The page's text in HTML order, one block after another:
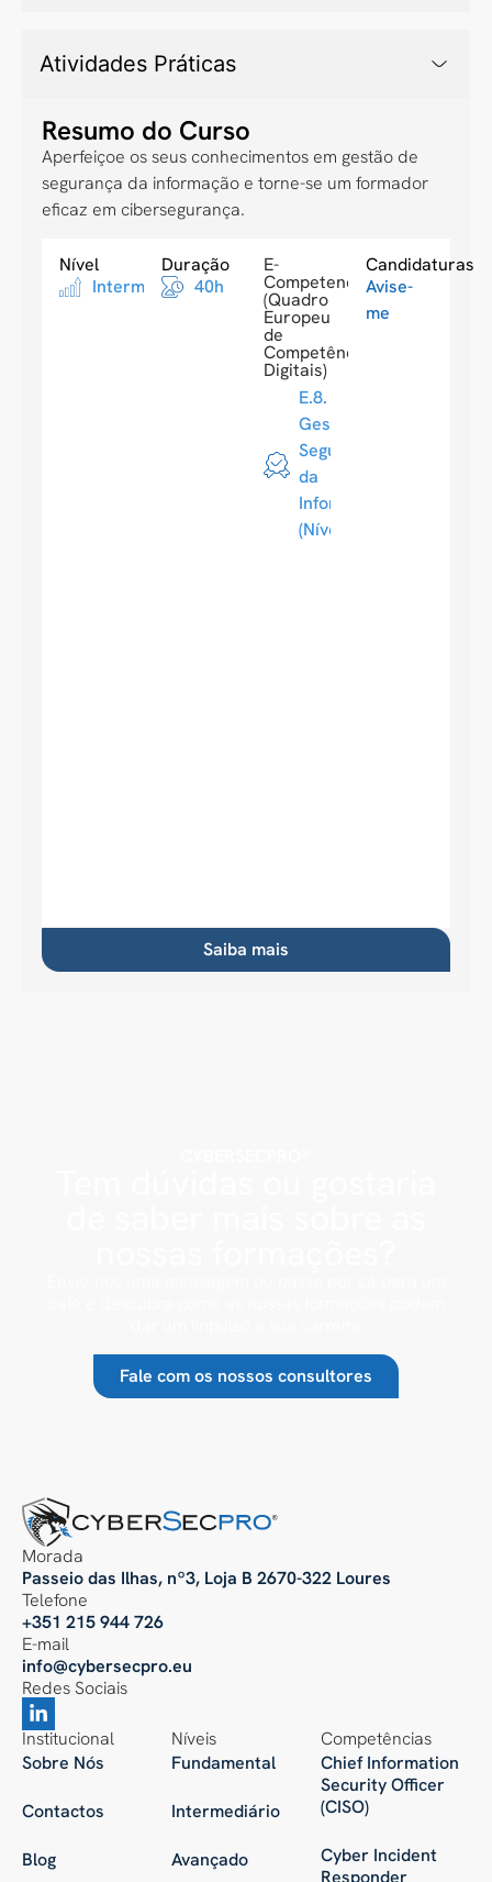
Atividades Práticas
Resumo do Curso
Aperfeiçoe os seus conhecimentos em gestão de
segurança da informação e torne-se um formador
eficaz em cibersegurança.
Nível
Intermediario
Duração
40h
E-
Competences
(Quadro
Europeu
de
Competências
Digitais)
E.8.
Gestão da
Segurança
da
Informação
(Nível 3)
Candidaturas
Avise-
me
Saiba mais
Fale com os nossos consultores
Morada
Passeio das Ilhas, nº3, Loja B 2670-322 Loures
Telefone
+351 215 944 726
E-mail
info@cybersecpro.eu
Redes Sociais
Institucional
Sobre Nós
Contactos
Blog
Níveis
Fundamental
Intermediário
Avançado
Competências
Chief Information
Security Officer
(CISO)
Cyber Incident